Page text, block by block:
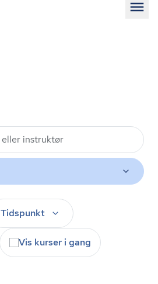
Tidspunkt
Vis kurser i gang